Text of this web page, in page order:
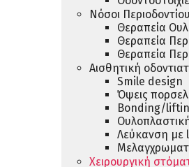
Νόσοι Περιοδοντίου
Θεραπεία
Θεραπεία
Θεραπεία
Αισθητική
Smile design
Όψεις
Bonding/
Λεύκανση με
Χειρουργική